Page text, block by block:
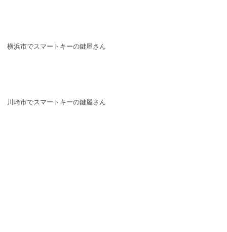
横浜市でスマートキーの鍵屋さん
川崎市でスマートキーの鍵屋さん